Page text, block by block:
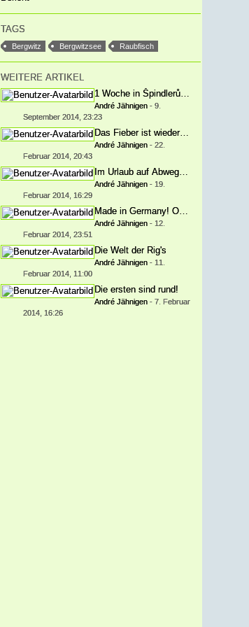
TAGS
Bergwitz Bergwitzsee Raubfisch
WEITERE ARTIKEL
1 Woche in Špindlerův Mlýn/
André Jähnigen -9.
September 2014, 23:23
Das Fieber ist wieder da!
André Jähnigen -22.
Februar 2014, 20:43
Im Urlaub auf Abwegen.
André Jähnigen - 19.
Februar 2014, 16:29
Made in Germany! Oder doppelt
André Jähnigen - 12.
Februar 2014, 23:51
Die Welt der Rig's
André Jähnigen - 11.
Februar 2014, 11:00
Die ersten sind rund!
André Jähnigen -7. Februar
2014, 16:26